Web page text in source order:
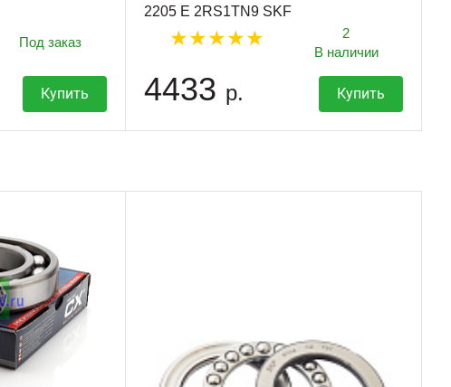
Под заказ
Купить
2205 E 2RS1TN9 SKF
2
В наличии
4433 р. Купить